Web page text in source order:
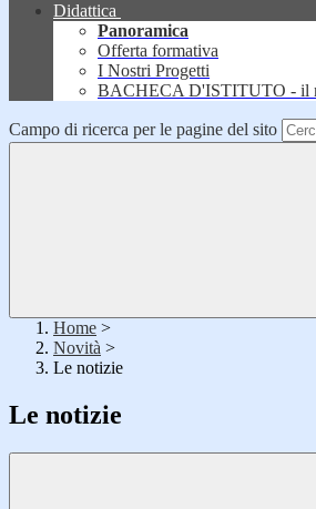
Didattica
Panoramica
Offerta formativa
I Nostri Progetti
BACHECA D'ISTITUTO - il
Campo di ricerca per le pagine del sito
Home >
Novità >
Le notizie
Le notizie